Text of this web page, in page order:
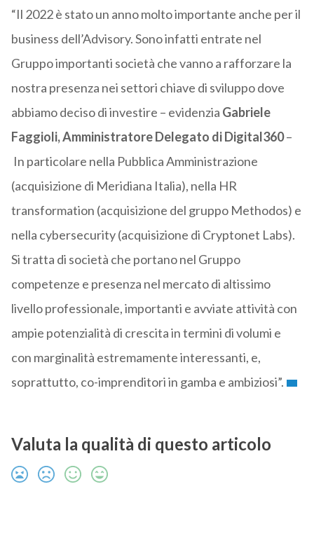
“Il 2022 è stato un anno molto importante anche per il
business dell’Advisory. Sono infatti entrate nel
Gruppo importanti società che vanno a rafforzare la
nostra presenza nei settori chiave di sviluppo dove
abbiamo deciso di investire – evidenzia Gabriele
Faggioli, Amministratore Delegato di Digital360–
In particolare nella Pubblica Amministrazione
(acquisizione di Meridiana Italia), nella HR
transformation (acquisizione del gruppo Methodos) e
nella cybersecurity (acquisizione di Cryptonet Labs).
Si tratta di società che portano nel Gruppo
competenze e presenza nel mercato di altissimo
livello professionale, importanti e avviate attività con
ampie potenzialità di crescita in termini di volumi e
con marginalità estremamente interessanti, e,
soprattutto, co-imprenditori in gamba e ambiziosi”.
Valuta la qualità di questo articolo